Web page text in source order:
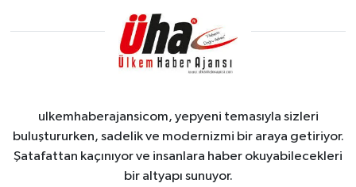
ulkemhaberajansicom, yepyeni temasıyla sizleri
buluştururken, sadelik ve modernizmi bir araya getiriyor.
Şatafattan kaçınıyor ve insanlara haber okuyabilecekleri
bir altyapı sunuyor.